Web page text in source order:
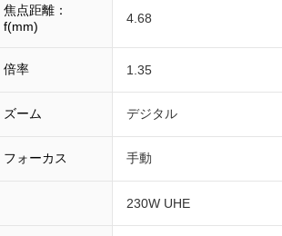
焦点距離：
f(mm)
4.68
倍率 1.35
ズーム デジタル
フォーカス 手動
230W UHE